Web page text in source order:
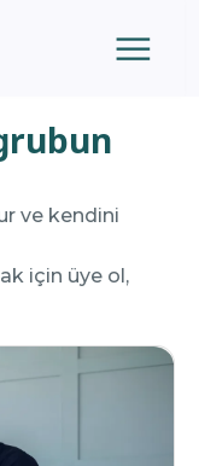
menu
ve kendini
için üye ol,